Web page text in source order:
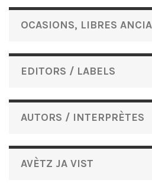
OCASIONS, LIBRES
EDITORS / LABELS
AUTORS / INTERPRÈTES
AVÈTZ JA VIST